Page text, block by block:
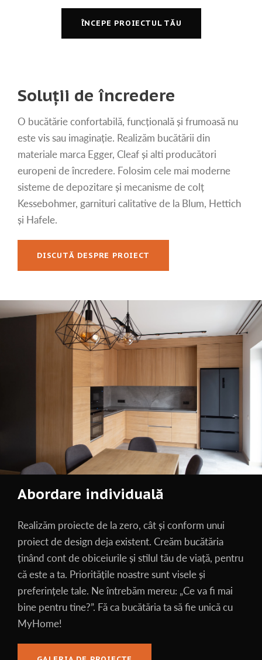
ÎNCEPE PROIECTUL TĂU
Soluții de încredere
O bucătărie confortabilă, funcțională și frumoasă nu
este vis sau imaginație. Realizăm bucătării din
materiale marca Egger, Cleaf și alti producători
europeni de încredere. Folosim cele mai moderne
sisteme de depozitare și mecanisme de colț
Kessebohmer, garnituri calitative de la Blum, Hettich
și Hafele.
DISCUTĂ DESPRE PROIECT
Abordare individuală
Realizăm proiecte de la zero, cât și conform unui
proiect de design deja existent. Creăm bucătăria
ținând cont de obiceiurile și stilul tău de viață, pentru
că este a ta. Prioritățile noastre sunt visele și
preferințele tale. Ne întrebăm mereu: „Ce va fi mai
bine pentru tine?”. Fă ca bucătăria ta să fie unică cu
MyHome!